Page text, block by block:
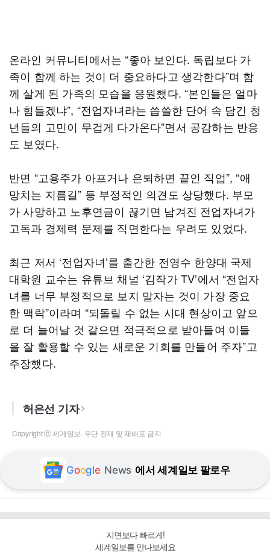
온라인 커뮤니티에서는 “좋아 보인다. 독립보다 가
족이 함께 하는 것이 더 중요하다고 생각한다”며 함
께 살게 된 가족의 모습을 응원했다. “본인들은 얼마
나 힘들겠냐”, “전업자녀라는 씁쓸한 단어 속 담긴 청
년들의 고민이 무겁게 다가온다”면서 공감하는 반응
도 보였다.
반면 “고용주가 아프거나 은퇴하면 끝인 직업”, “애
망치는 지름길” 등 부정적인 의견도 상당했다. 부모
가 사망하고 노후연금이 끊기면 남겨진 전업자녀가
고독과 경제력 문제를 직면한다는 우려도 있었다.
최근 저서 ‘전업자녀’를 출간한 전영수 한양대 국제
대학원 교수는 유튜브 채널 ‘김작가 TV’에서 “전업자
녀를 너무 부정적으로 보지 말자는 것이 가장 중요
한 맥락”이라며 “되돌릴 수 없는 시대 현상이고 앞으
로 더 늘어날 것 같으면 적극적으로 받아들여 이들
을 잘 활용할 수 있는 새로운 기회를 만들어 주자”고
주장했다.
허은선 기자
Copyright ⓒ 세계일보. 무단 전재 및 재배포 금지
Google News 에서 세계일보 팔로우
지면보다 빠르게!
세계일보를 만나보세요